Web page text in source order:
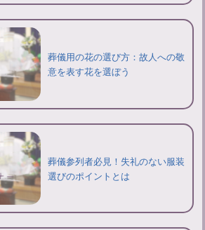
葬儀用の花の選び方：故人への敬
意を表す花を選ぼう
葬儀参列者必見！失礼のない服装
選びのポイントとは